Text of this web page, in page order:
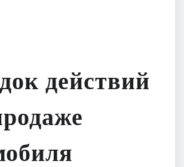
действий